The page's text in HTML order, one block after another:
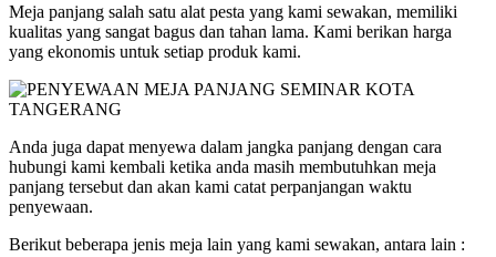
Meja panjang salah satu alat pesta yang kami sewakan, memiliki
kualitas yang sangat bagus dan tahan lama. Kami berikan harga
yang ekonomis untuk setiap produk kami.
Anda juga dapat menyewa dalam jangka panjang dengan cara
hubungi kami kembali ketika anda masih membutuhkan meja
panjang tersebut dan akan kami catat perpanjangan waktu
penyewaan.
Berikut beberapa jenis meja lain yang kami sewakan, antara lain :